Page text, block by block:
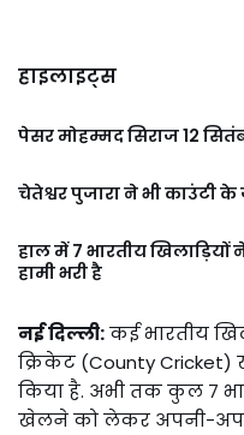
हाइलाइट्स
पेसर मोहम्मद सिराज 12
चेतेश्वर पुजारा ने भी काउंटी
हाल में 7 भारतीय
हामी भरी है
नई दिल्ली:कई भारतीय
क्रिकेट (County
किया है. अभी तक कुल 7
खेलने को लेकर अपनी-